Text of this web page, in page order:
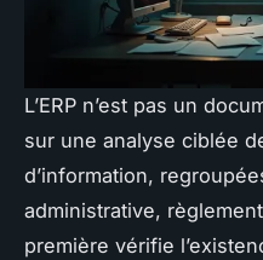
L’ERP n’est pas un
sur une analyse ciblée
d’information,
administrative,
première vérifie